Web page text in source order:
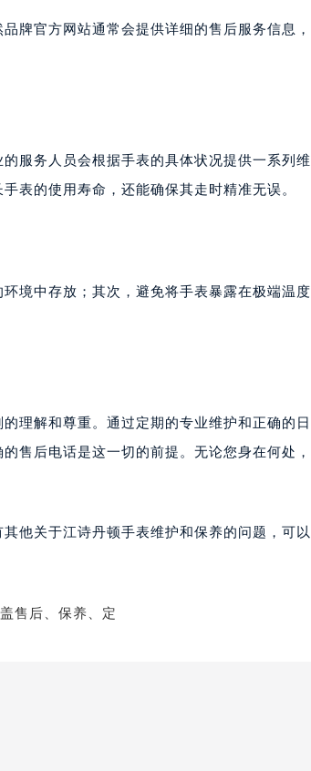
牌官方网站通常会提供详细的售后服务信息，
服务人员会根据手表的具体状况提供一系列维
表的使用寿命，还能确保其走时精准无误。
境中存放；其次，避免将手表暴露在极端温度
理解和尊重。通过定期的专业维护和正确的日
售后电话是这一切的前提。无论您身在何处，
他关于江诗丹顿手表维护和保养的问题，可以